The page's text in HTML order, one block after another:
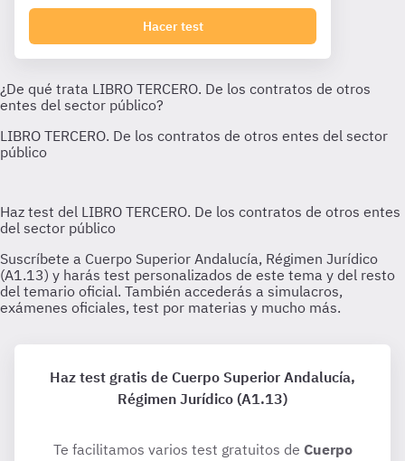
Hacer test
Haz test gratis de Cuerpo Superior Andalucía,
Régimen Jurídico (A1.13)
Te facilitamos varios test gratuitos de Cuerpo